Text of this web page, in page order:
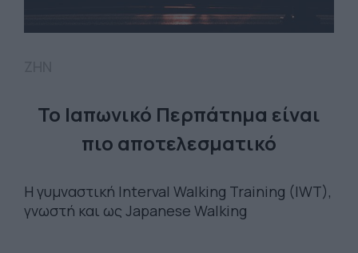
Το Ιαπωνικό Περπάτημα είναι
πιο αποτελεσματικό
Η γυμναστική Interval Walking Training (IWT),
γνωστή και ως Japanese Walking